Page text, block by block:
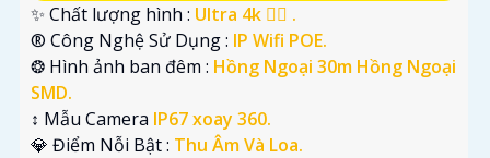
✨ Chất lượng hình : Ultra 4k 👍🏾 .
®️ Công Nghệ Sử Dụng : IP Wifi POE.
❂ Hình ảnh ban đêm : Hồng Ngoại 30m Hồng Ngoại
SMD.
↕️ Mẫu Camera IP67 xoay 360.
️💎 Điểm Nỗi Bật : Thu Âm Và Loa.